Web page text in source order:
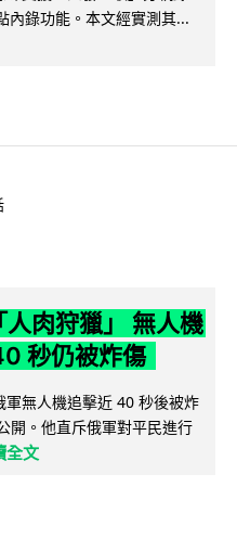
錄功能。本文經實測其...
肉狩獵」 無人機
秒仍被炸傷
無人機追擊近 40 秒後被炸
開。他直斥俄軍對平民進行
全文